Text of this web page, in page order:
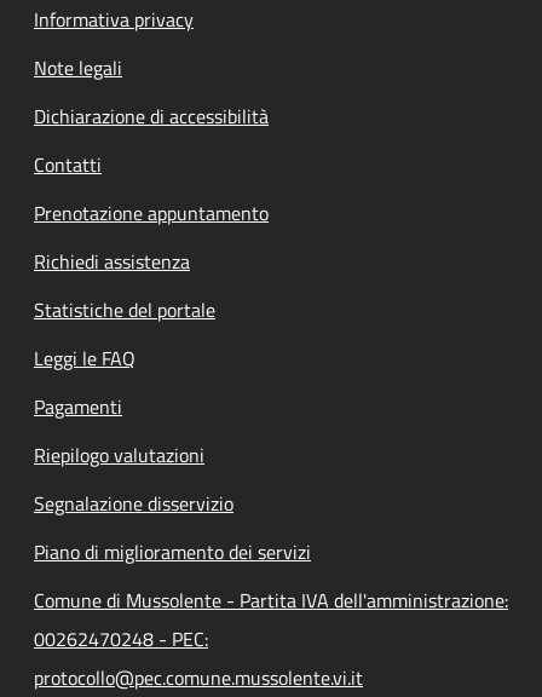
Informativa privacy
Note legali
Dichiarazione di accessibilità
Contatti
Prenotazione appuntamento
Richiedi assistenza
Statistiche del portale
Leggi le FAQ
Pagamenti
Riepilogo valutazioni
Segnalazione disservizio
Piano di miglioramento dei servizi
Comune di Mussolente - Partita IVA dell'amministrazione:
00262470248 - PEC:
protocollo@pec.comune.mussolente.vi.it